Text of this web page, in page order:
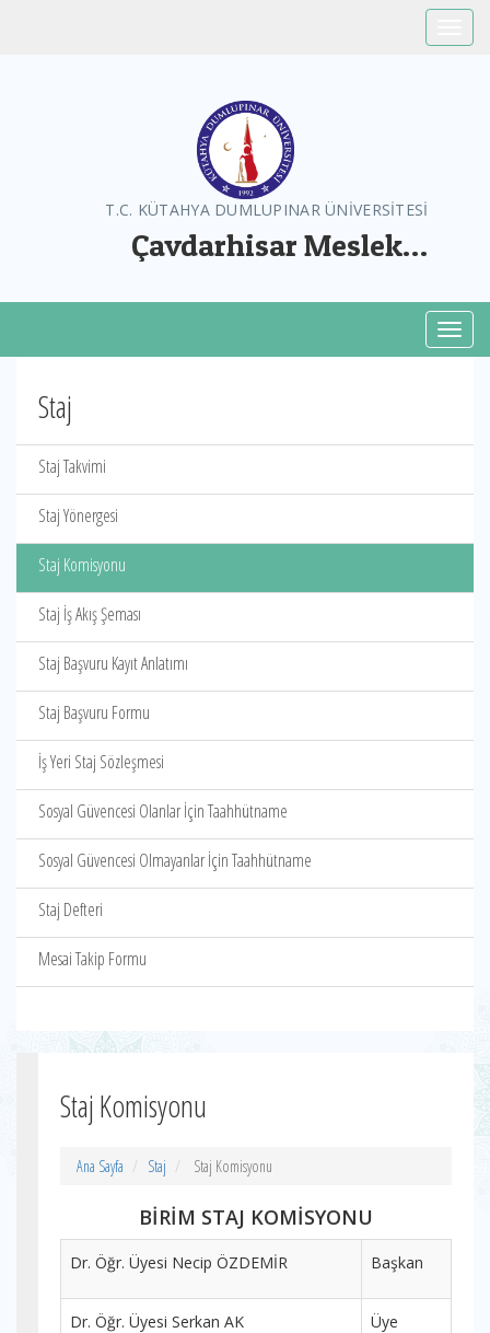
T.C. KÜTAHYA DUMLUPINAR ÜNİVERSİTESİ
Çavdarhisar Meslek
Staj
Staj Takvimi
Staj Yönergesi
Staj Komisyonu
Staj İş Akış Şeması
Staj Başvuru Kayıt Anlatımı
Staj Başvuru Formu
İş Yeri Staj Sözleşmesi
Sosyal Güvencesi Olanlar İçin Taahhütname
Sosyal Güvencesi Olmayanlar İçin Taahhütname
Staj Defteri
Mesai Takip Formu
Staj Komisyonu
Ana Sayfa Staj Staj Komisyonu
BİRİM STAJ KOMİSYONU
Dr. Öğr. Üyesi Necip ÖZDEMİR Başkan
Dr. Öğr. Üyesi Serkan AK Üye